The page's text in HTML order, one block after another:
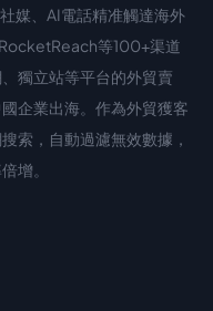
媒、AI電話精准觸達海外
等100+渠道
獨立站等平台的外貿賣
企業出海。作為外貿獲客
索，自動過濾無效數據，
增。